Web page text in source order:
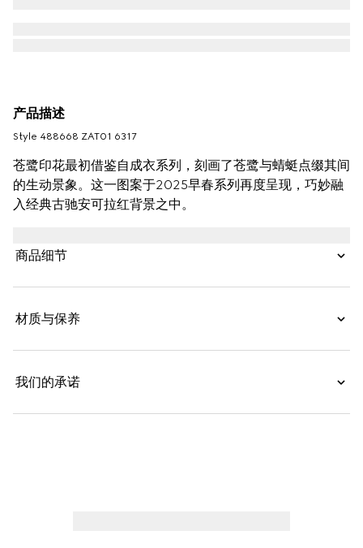
产品描述
Style ‎488668 ZAT01 6317
苍鹭印花最初借鉴自成衣系列，刻画了苍鹭与蜻蜓点缀其间
的生动景象。这一图案于2025早春系列再度呈现，巧妙融
入经典古驰安可拉红背景之中。
商品细节
材质与保养
我们的承诺